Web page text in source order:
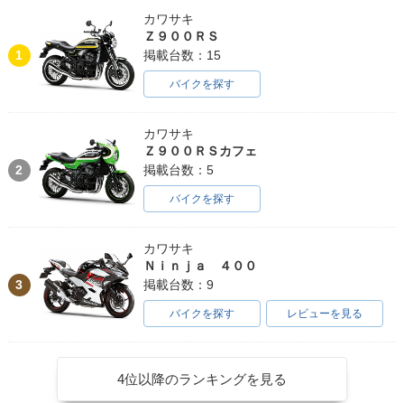
1
カワサキ
Ｚ９００ＲＳ
掲載台数：15
バイクを探す
2
カワサキ
Ｚ９００ＲＳカフェ
掲載台数：5
バイクを探す
3
カワサキ
Ｎｉｎｊａ ４００
掲載台数：9
バイクを探す レビューを見る
4位以降のランキングを見る